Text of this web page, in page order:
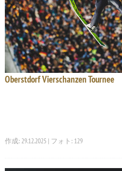
Oberstdorf Vierschanzen Tournee
作成: 29.12.2025 | フォト: 129